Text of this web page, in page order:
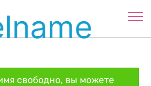
свободно, вы можете